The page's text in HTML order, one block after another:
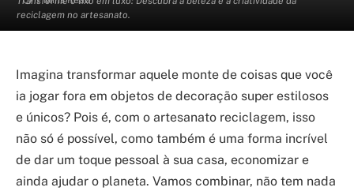
reciclagem no artesanato.
Imagina transformar aquele monte de coisas que você
ia jogar fora em objetos de decoração super estilosos
e únicos? Pois é, com o artesanato reciclagem, isso
não só é possível, como também é uma forma incrível
de dar um toque pessoal à sua casa, economizar e
ainda ajudar o planeta. Vamos combinar, não tem nada